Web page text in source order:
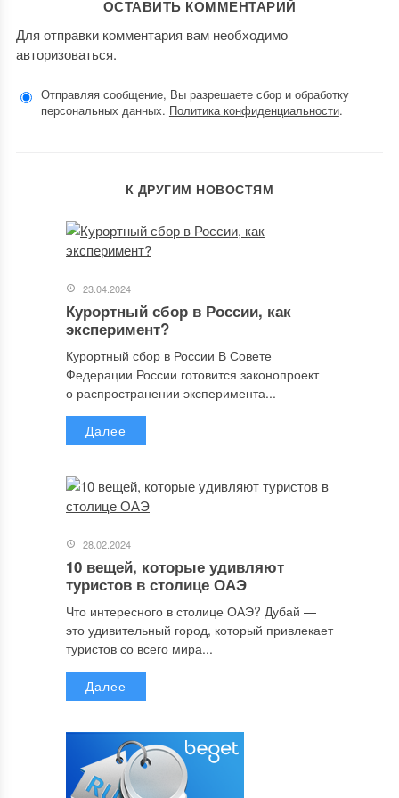
ОСТАВИТЬ КОММЕНТАРИЙ
Для отправки комментария вам необходимо
авторизоваться.
Отправляя сообщение, Вы разрешаете сбор и обработку
персональных данных. Политика конфиденциальности.
К ДРУГИМ НОВОСТЯМ
23.04.2024
Курортный сбор в России, как
эксперимент?
Курортный сбор в России В Совете
Федерации России готовится законопроект
о распространении эксперимента...
Далее
28.02.2024
10 вещей, которые удивляют
туристов в столице ОАЭ
Что интересного в столице ОАЭ? Дубай —
это удивительный город, который привлекает
туристов со всего мира...
Далее